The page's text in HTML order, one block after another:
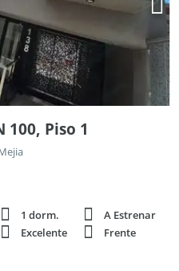
100, Piso 1
1 dorm.
A Estrenar
Excelente
Frente